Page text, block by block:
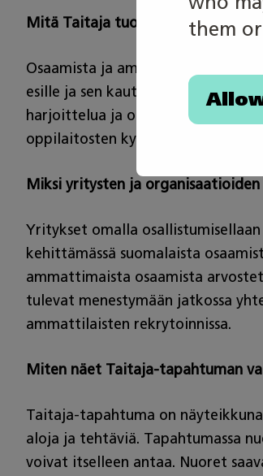
them
Mitä Taitaja tuottaa
Osaamista ja ammattitaitoa tulee
esille ja sen kautta arvostusta
harjoittelua ja opiskelua, sekä
oppilaitosten kykyä valmentaa
Miksi yritysten ja
Yritykset omalla
kehittämässä suomalaista
ammattimaista osaamista
tulevat menestymään jatkossa
ammattilaisten rekrytoinnissa.
Miten näet Taitaja-tapahtuman
Taitaja-tapahtuma on
aloja ja tehtäviä. Tapahtumassa
voivat itselleen antaa. Nuoret